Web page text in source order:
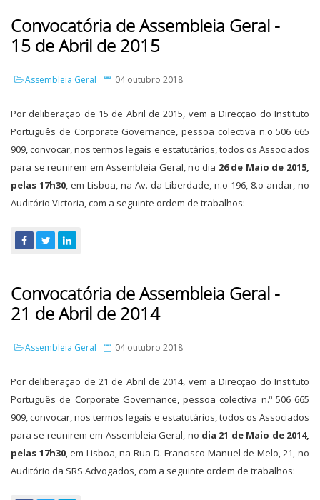
Convocatória de Assembleia Geral -
15 de Abril de 2015
Assembleia Geral 04 outubro 2018
Por deliberação de 15 de Abril de 2015, vem a Direcção do Instituto
Português de Corporate Governance, pessoa colectiva n.o 506 665
909, convocar, nos termos legais e estatutários, todos os Associados
para se reunirem em Assembleia Geral, no dia 26 de Maio de 2015,
pelas 17h30, em Lisboa, na Av. da Liberdade, n.o 196, 8.o andar, no
Auditório Victoria, com a seguinte ordem de trabalhos:
Convocatória de Assembleia Geral -
21 de Abril de 2014
Assembleia Geral 04 outubro 2018
Por deliberação de 21 de Abril de 2014, vem a Direcção do Instituto
Português de Corporate Governance, pessoa colectiva n.º 506 665
909, convocar, nos termos legais e estatutários, todos os Associados
para se reunirem em Assembleia Geral, no dia 21 de Maio de 2014,
pelas 17h30, em Lisboa, na Rua D. Francisco Manuel de Melo, 21, no
Auditório da SRS Advogados, com a seguinte ordem de trabalhos: